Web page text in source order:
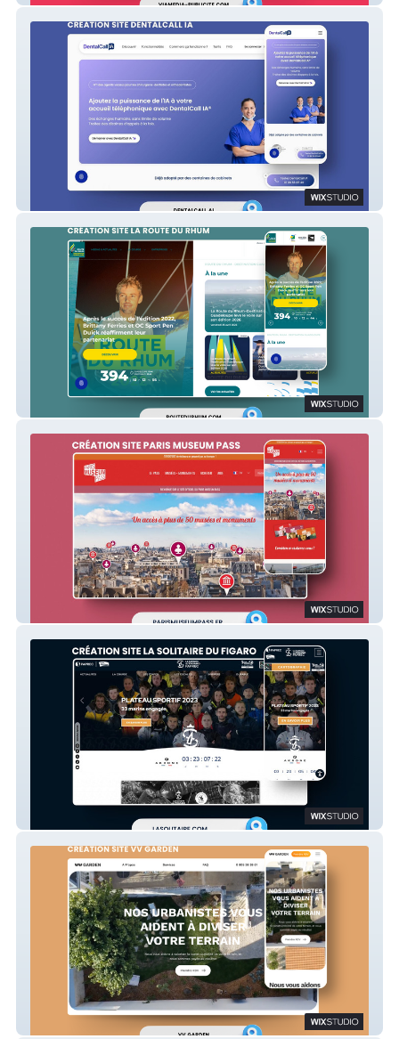
Dental Call IA
Route du Rhum
PARIS MUSEUM PASS
LA SOLITAIRE DU FIGARO
VVGARDEN